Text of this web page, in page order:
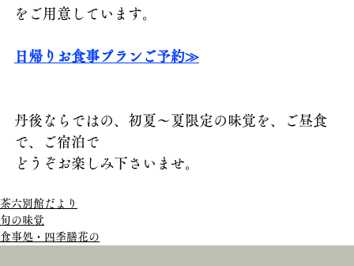
をご用意しています。
日帰りお食事プランご予約≫
丹後ならではの、初夏～夏限定の味覚を、ご昼食
で、ご宿泊で
どうぞお楽しみ下さいませ。
茶六別館だより
旬の味覚
食事処・四季膳花の